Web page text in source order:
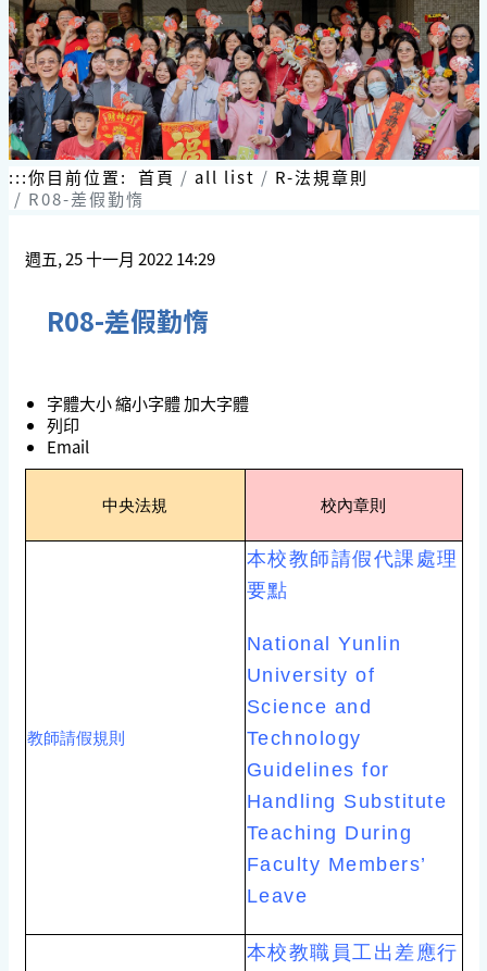
跳
到
主
要
內
容
區
塊
:::你目前位置: 首頁 all list
R-法規章則
R08-差假勤惰
週五, 25 十一月 2022 14:29
R08-差假勤惰
字體大小縮小字體加大字體
列印
Email
中央法規 校內章則
教師請假規則
本校教師請假代課處理
要點
National Yunlin
University of
Science and
Technology
Guidelines for
Handling Substitute
Teaching During
Faculty Members’
Leave
本校教職員工出差應行